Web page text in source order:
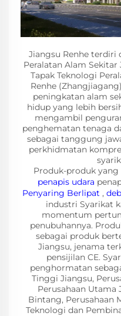
Jiangsu Renhe terdiri
Peralatan Alam Sekitar
Tapak Teknologi
Renhe
peningkatan alam
hidup yang lebih
mengambil
penghematan tenaga
sebagai tanggung
perkhidmatan
Produk-produk yang
penapis udara
Penyaring Berlipat ,
industri Syarikat
momentum
penubuhannya.
sebagai produk
Jiangsu, jenama
pensijilan CE.
penghormatan
Tinggi Jiangsu,
Perusahaan Utama
Bintang, Perusahaan
Teknologi dan